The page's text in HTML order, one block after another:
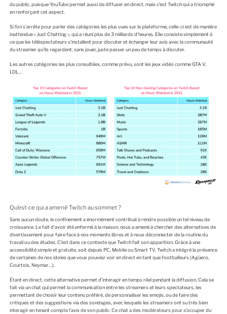
du public, puisque YouTube permet aussi de diffuser en direct, mais c’est Twitch qui a triomphé
en renforçant cet aspect.
Si l’on s’arrête pour parler des catégories les plus vues sur la plateforme, celle-ci est de manière
inattendue « Just Chatting », qui a réuni plus de 3 milliards d’heures. Elle consiste simplement à
ce que les téléspectateurs s’installent pour discuter et échanger leur avis avec la communauté
du streamer qu’ils regardent, sans jouer, juste passer un peu de temps à discuter.
Les autres catégories les plus consultées, comme prévu, sont les jeux vidéo comme GTA V,
LOL…
Qu’est-ce qui a amené Twitch au sommet ?
Sans aucun doute, le confinement a énormément contribué à rendre possible un tel niveau de
croissance. Le fait d’avoir été enfermé à la maison, nous a amené à chercher des alternatives de
divertissement pour faire face à nos moments libres et à nous déconnecter de la routine du
travail ou des études. C’est dans ce contexte que Twitch fait son apparition. Grâce à une
accessibilité simple et gratuite, soit depuis PC, Mobile ou Smart TV, Twitch a intégré la présence
de certaines de nos idoles que vous pouviez voir en direct en tant que footballeurs (Agüero,
Courtois, Neymar…).
Étant en direct, cette alternative permet d’interagir en temps réel pendant la diffusion. Cela se
fait via un chat qui permet la communication entre les streamers et leurs spectateurs, les
permettant de choisir leur contenu préféré, de personnaliser les emojis, ou de faire des
critiques et des suggestions via des sondages, avec lesquels les streamers ont su très bien
interagir en tenant compte l’avis de son public. Ce chat a des modérateurs pour s’occuper du